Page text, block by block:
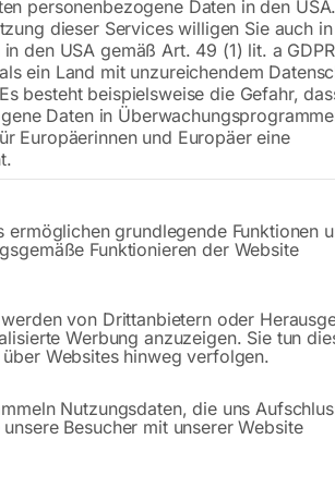
€18,00
inkl. MwSt. zzgl.Versandkosten
Lieferzeit:ca. 5 - 10 Werktage
Versandkosten Standard (Österreich):
Bitte beachten Sie: Die Versandkosten
In den
Sie haben
Gerne
Anfrageformular
personenbezogene Daten in den
dieser Services willigen Sie auch
den USA gemäß Art. 49 (1) lit. a
ein Land mit unzureichendem
besteht beispielsweise die Gefahr,
Daten in
Europäerinnen und Europäer eine
Gruppen, für die eine Einwilligung erteilt
ermöglichen grundlegende Funktionen
Funktionieren der Website
von Drittanbietern oder
Werbung anzuzeigen. Sie tun
Websites hinweg verfolgen.
Nutzungsdaten, die uns
Besucher mit unserer Website